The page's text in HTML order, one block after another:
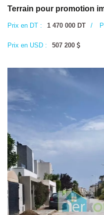
Terrain pour promotion
Prix en DT : 1 470 000 DT /
Prix en USD : 507 200